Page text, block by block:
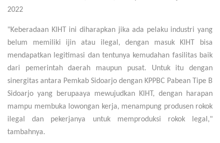
2022
"Keberadaan KIHT ini diharapkan jika ada pelaku industri yang
belum memiliki ijin atau ilegal, dengan masuk KIHT bisa
mendapatkan legitimasi dan tentunya kemudahan fasilitas baik
dari pemerintah daerah maupun pusat. Untuk itu dengan
sinergitas antara Pemkab Sidoarjo dengan KPPBC Pabean Tipe B
Sidoarjo yang berupaaya mewujudkan KIHT, dengan harapan
mampu membuka lowongan kerja, menampung produsen rokok
ilegal dan pekerjanya untuk memproduksi rokok legal,"
tambahnya.